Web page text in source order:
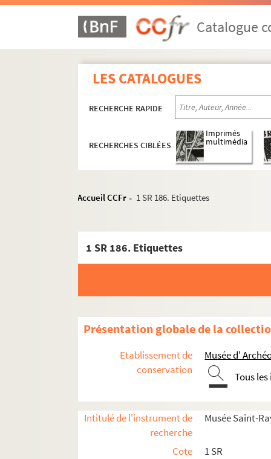
Catalogue
LES CATALOGUES
RECHERCHE RAPIDE
RECHERCHES CIBLÉES
Imprimés
multimédia
Accueil CCFr > 1 SR 186. Etiquettes
1 SR 186. Etiquettes
Présentation globale de la
Etablissement de
conservation
Musée d'
Tous
Intitulé de l'instrument de
recherche
Musée Saint-
Cote
1 SR